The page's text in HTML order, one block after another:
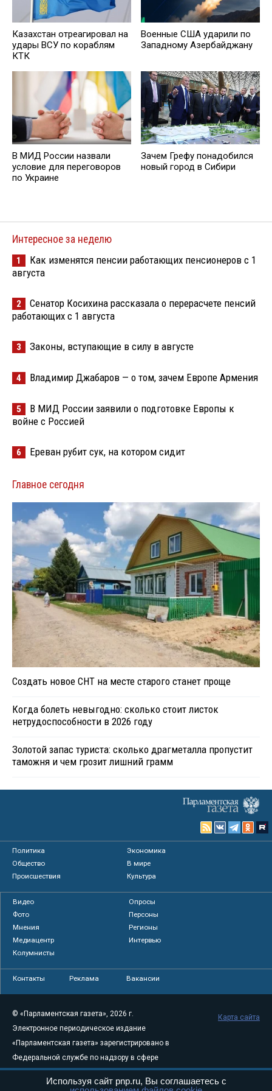
Казахстан отреагировал на
удары ВСУ по кораблям
КТК
Военные США ударили по
Западному Азербайджану
В МИД России назвали
условие для переговоров
по Украине
Зачем Грефу понадобился
новый город в Сибири
Интересное за неделю
1
Как изменятся пенсии работающих пенсионеров с 1
августа
2
Сенатор Косихина рассказала о перерасчете пенсий
работающих с 1 августа
3 Законы, вступающие в силу в августе
4 Владимир Джабаров — о том, зачем Европе Армения
5
В МИД России заявили о подготовке Европы к
войне с Россией
6 Ереван рубит сук, на котором сидит
Главное сегодня
Создать новое СНТ на месте старого станет проще
Когда болеть невыгодно: сколько стоит листок
нетрудоспособности в 2026 году
Золотой запас туриста: сколько драгметалла пропустит
таможня и чем грозит лишний грамм
Политика
Экономика
Общество
В мире
Происшествия
Культура
Видео
Опросы
Фото
Персоны
Мнения
Регионы
Медиацентр
Интервью
Колумнисты
Контакты Реклама Вакансии
© «Парламентская газета», 2026 г.
Электронное периодическое издание
«Парламентская газета» зарегистрировано в
Федеральной службе по надзору в сфере
связи, информационных технологий и
массовых коммуникаций (Роскомнадзор) 05
Карта сайта
Используя сайт pnp.ru, Вы соглашаетесь с